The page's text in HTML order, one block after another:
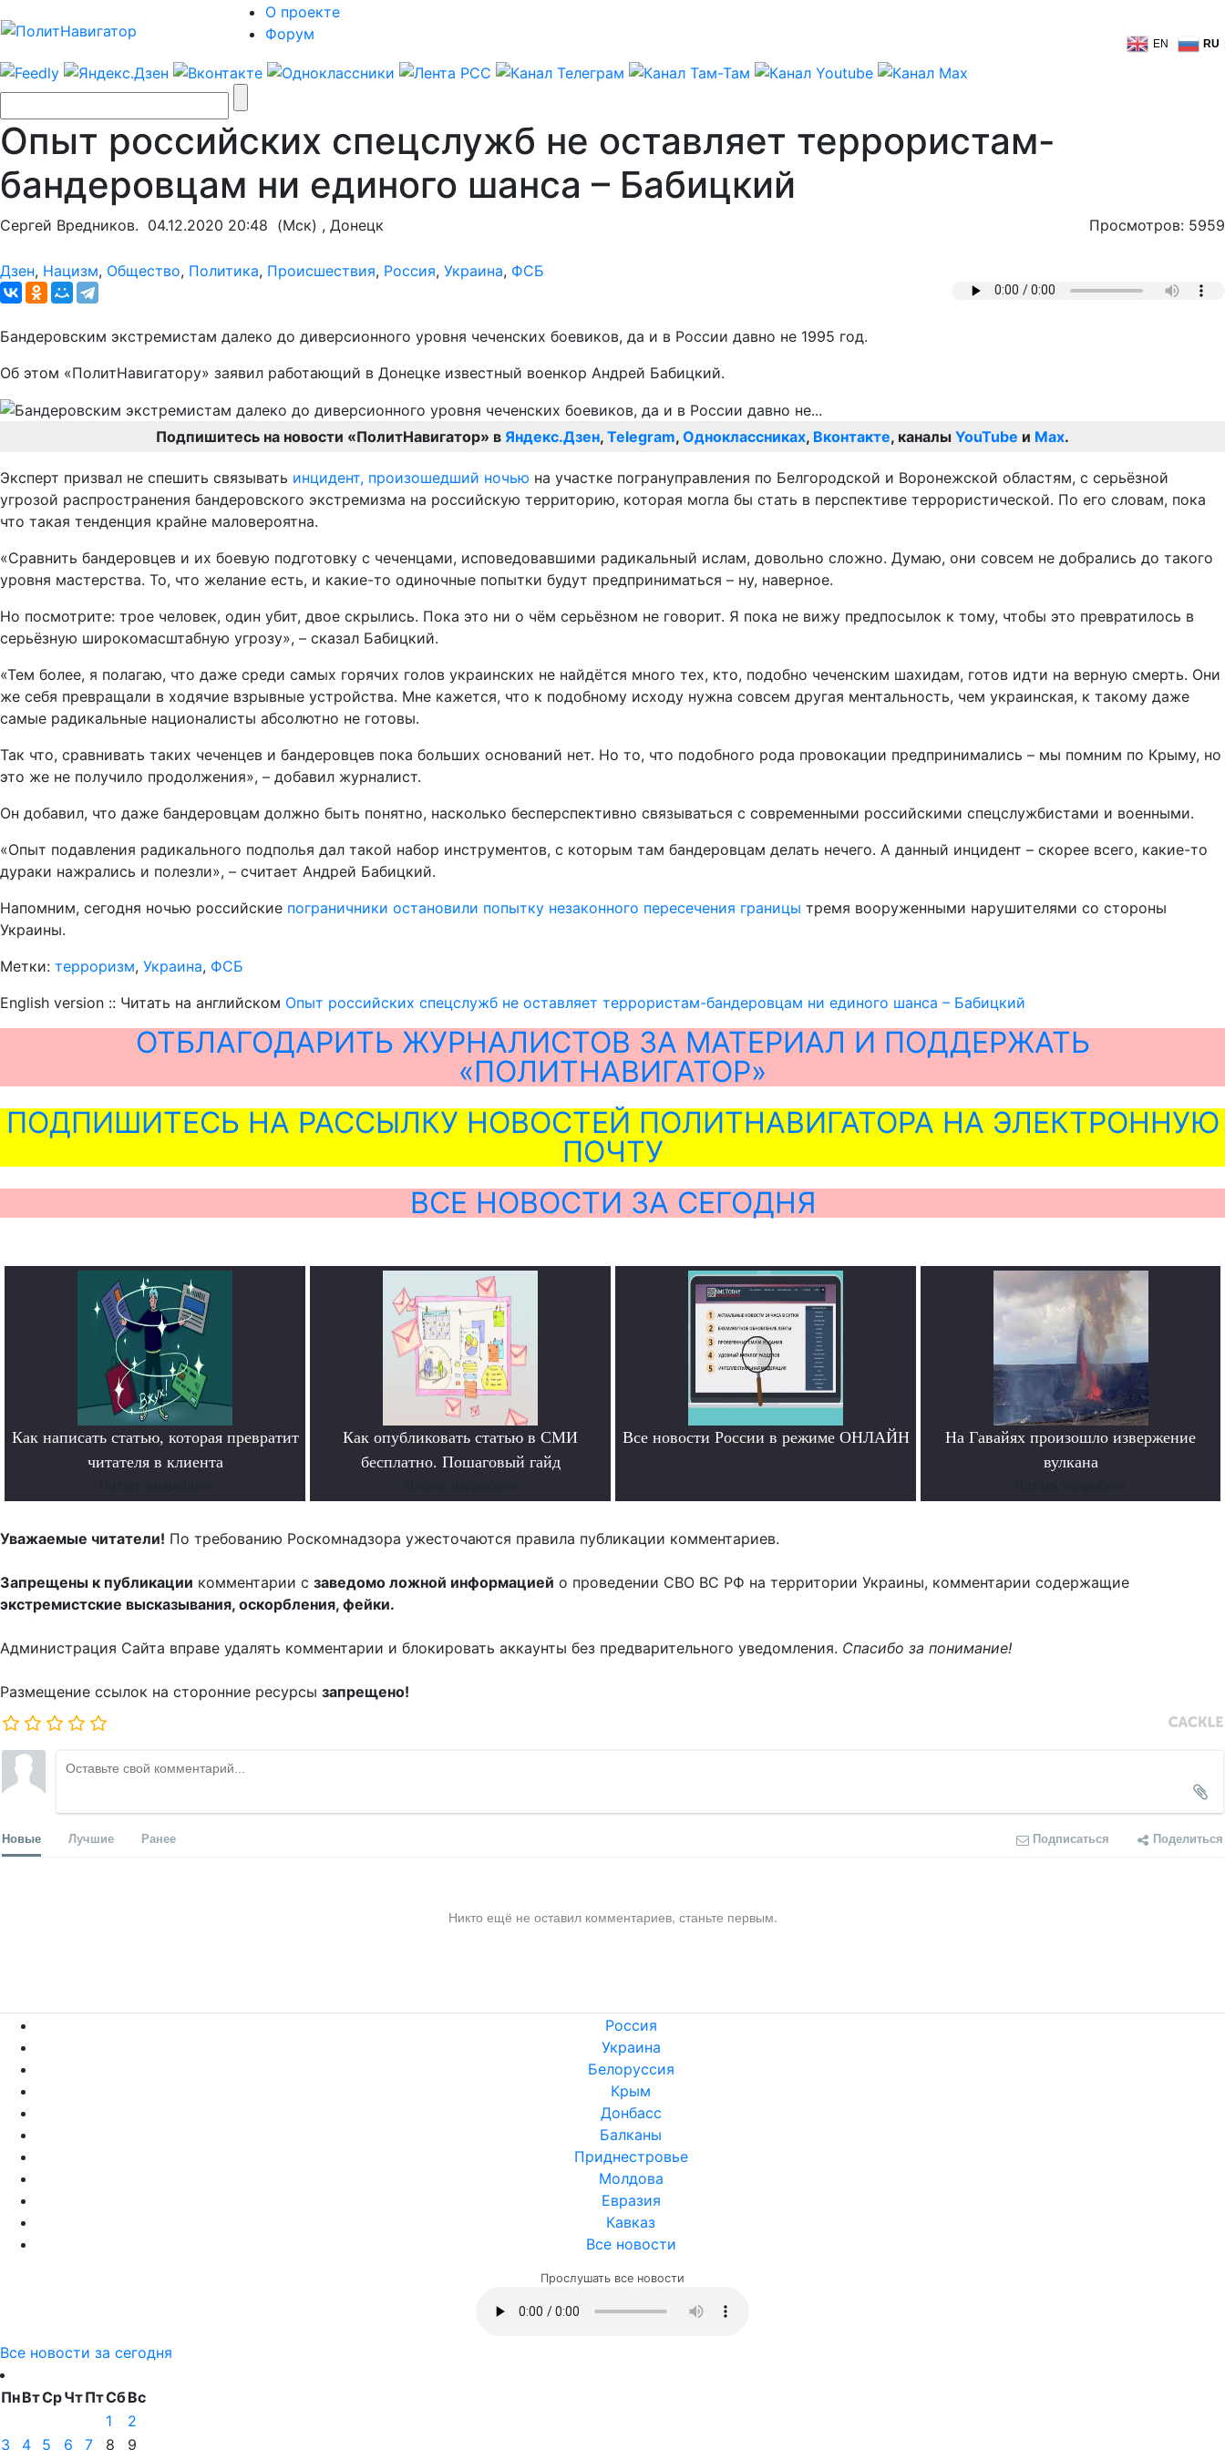
О проекте
Форум
EN RU
Опыт российских спецслужб не оставляет террористам-
бандеровцам ни единого шанса – Бабицкий
Сергей Вредников. 04.12.2020 20:48 (Мск) , Донецк Просмотров: 5959
Дзен, Нацизм, Общество, Политика, Происшествия, Россия, Украина, ФСБ
Бандеровским экстремистам далеко до диверсионного уровня чеченских боевиков, да и в России давно не 1995 год.
Об этом «ПолитНавигатору» заявил работающий в Донецке известный военкор Андрей Бабицкий.
Подпишитесь на новости «ПолитНавигатор» в Яндекс.Дзен, Telegram, Одноклассниках, Вконтакте, каналы YouTube и Max.
Эксперт призвал не спешить связывать инцидент, произошедший ночью на участке погрануправления по Белгородской и Воронежской областям, с серьёзной
угрозой распространения бандеровского экстремизма на российскую территорию, которая могла бы стать в перспективе террористической. По его словам, пока
что такая тенденция крайне маловероятна.
«Сравнить бандеровцев и их боевую подготовку с чеченцами, исповедовавшими радикальный ислам, довольно сложно. Думаю, они совсем не добрались до такого
уровня мастерства. То, что желание есть, и какие-то одиночные попытки будут предприниматься – ну, наверное.
Но посмотрите: трое человек, один убит, двое скрылись. Пока это ни о чём серьёзном не говорит. Я пока не вижу предпосылок к тому, чтобы это превратилось в
серьёзную широкомасштабную угрозу», – сказал Бабицкий.
«Тем более, я полагаю, что даже среди самых горячих голов украинских не найдётся много тех, кто, подобно чеченским шахидам, готов идти на верную смерть. Они
же себя превращали в ходячие взрывные устройства. Мне кажется, что к подобному исходу нужна совсем другая ментальность, чем украинская, к такому даже
самые радикальные националисты абсолютно не готовы.
Так что, сравнивать таких чеченцев и бандеровцев пока больших оснований нет. Но то, что подобного рода провокации предпринимались – мы помним по Крыму, но
это же не получило продолжения», – добавил журналист.
Он добавил, что даже бандеровцам должно быть понятно, насколько бесперспективно связываться с современными российскими спецслужбистами и военными.
«Опыт подавления радикального подполья дал такой набор инструментов, с которым там бандеровцам делать нечего. А данный инцидент – скорее всего, какие-то
дураки нажрались и полезли», – считает Андрей Бабицкий.
Напомним, сегодня ночью российские пограничники остановили попытку незаконного пересечения границы тремя вооруженными нарушителями со стороны
Украины.
Метки: терроризм, Украина, ФСБ
English version :: Читать на английском Опыт российских спецслужб не оставляет террористам-бандеровцам ни единого шанса – Бабицкий
ОТБЛАГОДАРИТЬ ЖУРНАЛИСТОВ ЗА МАТЕРИАЛ И ПОДДЕРЖАТЬ
«ПОЛИТНАВИГАТОР»
ПОДПИШИТЕСЬ НА РАССЫЛКУ НОВОСТЕЙ ПОЛИТНАВИГАТОРА НА ЭЛЕКТРОННУЮ
ПОЧТУ
ВСЕ НОВОСТИ ЗА СЕГОДНЯ
Как написать статью, которая превратит
читателя в клиента
Как опубликовать статью в СМИ
бесплатно. Пошаговый гайд
Все новости России в режиме ОНЛАЙН
На Гавайях произошло извержение
вулкана
Уважаемые читатели! По требованию Роскомнадзора ужесточаются правила публикации комментариев.
Запрещены к публикации комментарии с заведомо ложной информацией о проведении СВО ВС РФ на территории Украины, комментарии содержащие
экстремистские высказывания, оскорбления, фейки.
Администрация Сайта вправе удалять комментарии и блокировать аккаунты без предварительного уведомления. Спасибо за понимание!
Размещение ссылок на сторонние ресурсы запрещено!
Новые Лучшие Ранее Подписаться Поделиться
Никто ещё не оставил комментариев, станьте первым.
Россия
Украина
Белоруссия
Крым
Донбасс
Балканы
Приднестровье
Молдова
Евразия
Кавказ
Все новости
Прослушать все новости
Все новости за сегодня
ПнВтСрЧтПтСбВс
1
2
3
4 5 6 7 8
9